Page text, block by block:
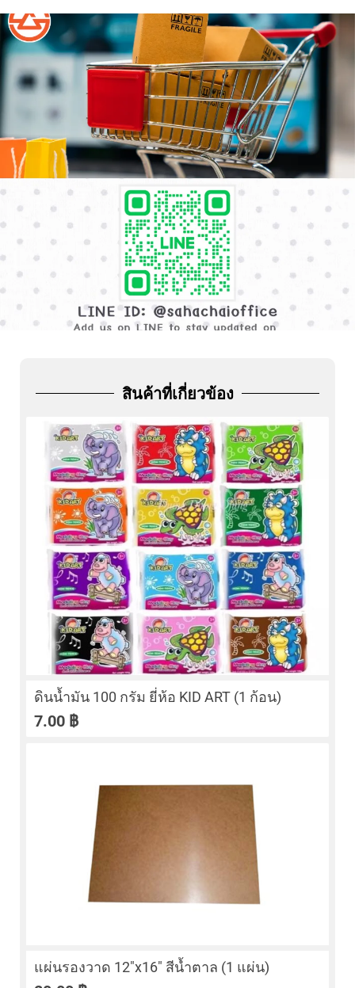
สินค้าที่เกี่ยวข้อง
ดินนํ้ามัน 100 กรัม ยี่ห้อ KID ART (1 ก้อน)
7.00 ฿
แผ่นรองวาด 12″x16″ สีน้ำตาล (1 แผ่น)